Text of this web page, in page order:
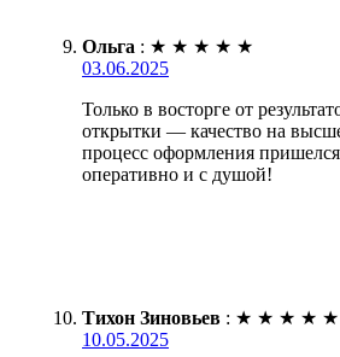
Ольга : ★ ★ ★ ★ ★
03.06.2025
Только в восторге от
открытки — качество на
процесс оформления
оперативно и с душой!
Тихон Зиновьев : ★ ★ ★ ★ ★
10.05.2025